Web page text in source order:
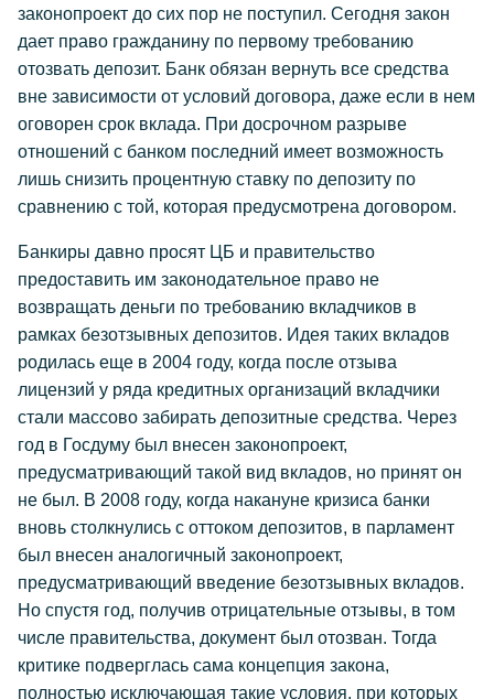
законопроект до сих пор не поступил. Сегодня закон
дает право гражданину по первому требованию
отозвать депозит. Банк обязан вернуть все средства
вне зависимости от условий договора, даже если в нем
оговорен срок вклада. При досрочном разрыве
отношений с банком последний имеет возможность
лишь снизить процентную ставку по депозиту по
сравнению с той, которая предусмотрена договором.
Банкиры давно просят ЦБ и правительство
предоставить им законодательное право не
возвращать деньги по требованию вкладчиков в
рамках безотзывных депозитов. Идея таких вкладов
родилась еще в 2004 году, когда после отзыва
лицензий у ряда кредитных организаций вкладчики
стали массово забирать депозитные средства. Через
год в Госдуму был внесен законопроект,
предусматривающий такой вид вкладов, но принят он
не был. В 2008 году, когда накануне кризиса банки
вновь столкнулись с оттоком депозитов, в парламент
был внесен аналогичный законопроект,
предусматривающий введение безотзывных вкладов.
Но спустя год, получив отрицательные отзывы, в том
числе правительства, документ был отозван. Тогда
критике подверглась сама концепция закона,
полностью исключающая такие условия, при которых